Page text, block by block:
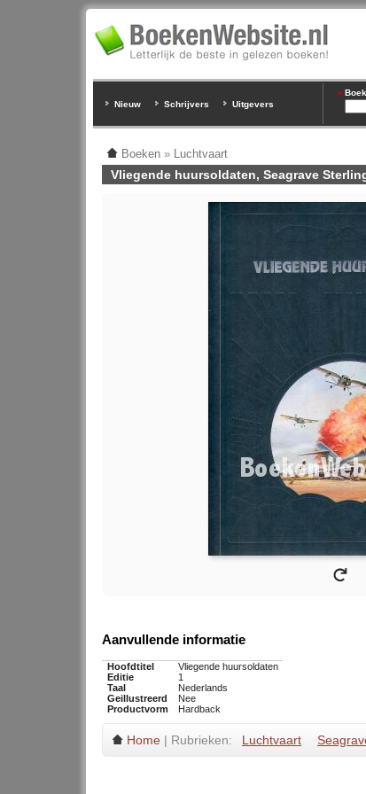
Nieuw Schrijvers Uitgevers
Boeken » Luchtvaart
Vliegende huursoldaten, Seagrave
Aanvullende informatie
Hoofdtitel
Vliegende huursoldaten
Editie
1
Taal
Nederlands
Geillustreerd
Nee
Productvorm
Hardback
Home | Rubrieken: Luchtvaart